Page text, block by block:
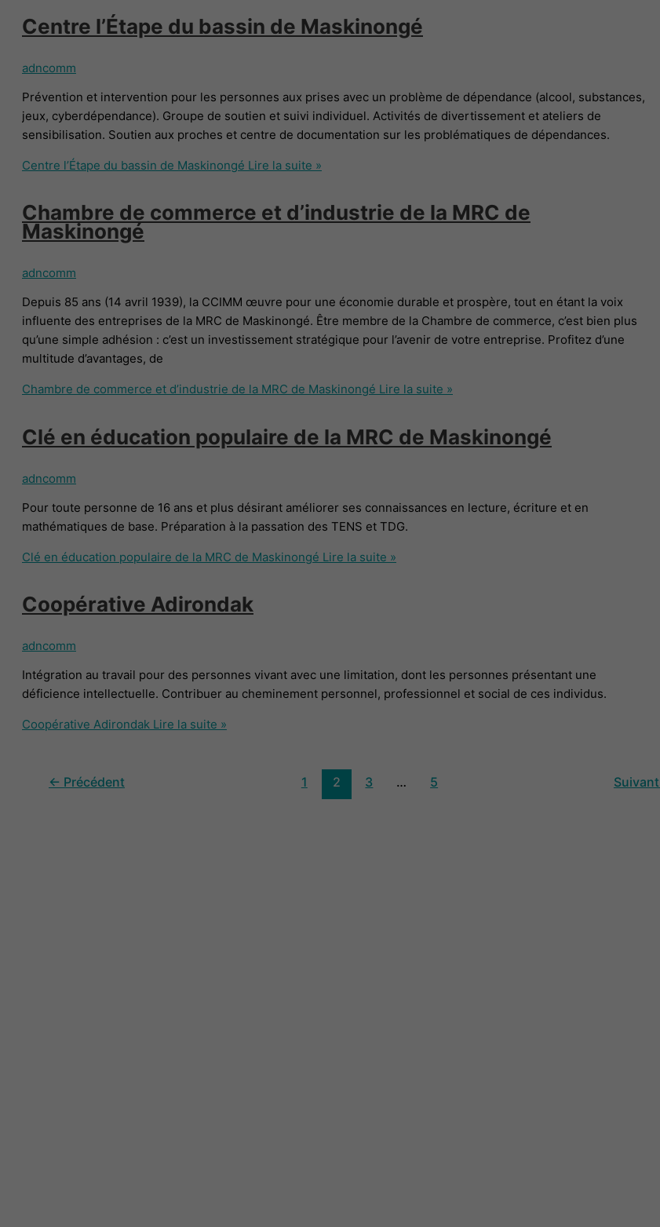
Centre l’Étape du bassin de Maskinongé
adncomm
Prévention et intervention pour les personnes aux prises avec un problème de dépendance (alcool, substances,
jeux, cyberdépendance). Groupe de soutien et suivi individuel. Activités de divertissement et ateliers de
sensibilisation. Soutien aux proches et centre de documentation sur les problématiques de dépendances.
Centre l’Étape du bassin de Maskinongé Lire la suite »
Chambre de commerce et d’industrie de la MRC de
Maskinongé
adncomm
Depuis 85 ans (14 avril 1939), la CCIMM œuvre pour une économie durable et prospère, tout en étant la voix
influente des entreprises de la MRC de Maskinongé. Être membre de la Chambre de commerce, c’est bien plus
qu’une simple adhésion : c’est un investissement stratégique pour l’avenir de votre entreprise. Profitez d’une
multitude d’avantages, de
Chambre de commerce et d’industrie de la MRC de Maskinongé Lire la suite »
Clé en éducation populaire de la MRC de Maskinongé
adncomm
Pour toute personne de 16 ans et plus désirant améliorer ses connaissances en lecture, écriture et en
mathématiques de base. Préparation à la passation des TENS et TDG.
Clé en éducation populaire de la MRC de Maskinongé Lire la suite »
Coopérative Adirondak
adncomm
Intégration au travail pour des personnes vivant avec une limitation, dont les personnes présentant une
déficience intellectuelle. Contribuer au cheminement personnel, professionnel et social de ces individus.
Coopérative Adirondak Lire la suite »
← Précédent 1 2 3 … 5 Suivant